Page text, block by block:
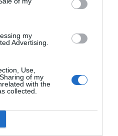
my
Advertising.
Use,
of my
with the
collected.
På denna sida
olika recept för alla
fotat så att du ska
resultat hemma. Läs mer